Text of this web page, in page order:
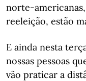
norte-
reeleição, estão
E ainda nesta
nossas pessoas
vão praticar a